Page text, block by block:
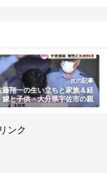
次の記事
藤翔一の生い立ちと家族＆経
嫁と子供・大分県宇佐市の親
盗殺人事件の動機・判決まと
ンク